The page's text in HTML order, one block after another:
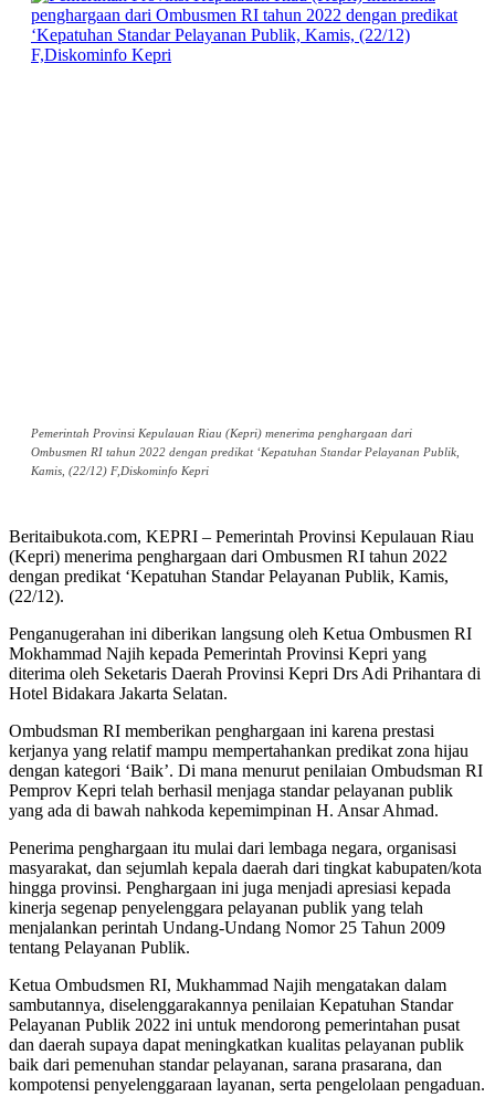
Pemerintah Provinsi Kepulauan Riau (Kepri) menerima penghargaan dari
Ombusmen RI tahun 2022 dengan predikat ‘Kepatuhan Standar Pelayanan Publik,
Kamis, (22/12) F,Diskominfo Kepri
Beritaibukota.com, KEPRI – Pemerintah Provinsi Kepulauan Riau
(Kepri) menerima penghargaan dari Ombusmen RI tahun 2022
dengan predikat ‘Kepatuhan Standar Pelayanan Publik, Kamis,
(22/12).
Penganugerahan ini diberikan langsung oleh Ketua Ombusmen RI
Mokhammad Najih kepada Pemerintah Provinsi Kepri yang
diterima oleh Seketaris Daerah Provinsi Kepri Drs Adi Prihantara di
Hotel Bidakara Jakarta Selatan.
Ombudsman RI memberikan penghargaan ini karena prestasi
kerjanya yang relatif mampu mempertahankan predikat zona hijau
dengan kategori ‘Baik’. Di mana menurut penilaian Ombudsman RI
Pemprov Kepri telah berhasil menjaga standar pelayanan publik
yang ada di bawah nahkoda kepemimpinan H. Ansar Ahmad.
Penerima penghargaan itu mulai dari lembaga negara, organisasi
masyarakat, dan sejumlah kepala daerah dari tingkat kabupaten/kota
hingga provinsi. Penghargaan ini juga menjadi apresiasi kepada
kinerja segenap penyelenggara pelayanan publik yang telah
menjalankan perintah Undang-Undang Nomor 25 Tahun 2009
tentang Pelayanan Publik.
Ketua Ombudsmen RI, Mukhammad Najih mengatakan dalam
sambutannya, diselenggarakannya penilaian Kepatuhan Standar
Pelayanan Publik 2022 ini untuk mendorong pemerintahan pusat
dan daerah supaya dapat meningkatkan kualitas pelayanan publik
baik dari pemenuhan standar pelayanan, sarana prasarana, dan
kompotensi penyelenggaraan layanan, serta pengelolaan pengaduan.